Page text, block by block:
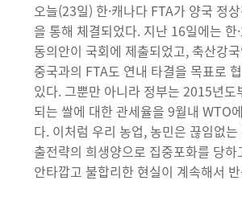
오늘(23일) 한·캐나다 FTA가 양국 정
을 통해 체결되었다. 지난 16일에는 한
동의안이 국회에 제출되었고, 축산강
중국과의 FTA도 연내 타결을 목표로
있다. 그뿐만 아니라 정부는 2015년도
되는 쌀에 대한 관세율을 9월내 WTO
다. 이처럼 우리 농업, 농민은 끊임없
출전략의 희생양으로 집중포화를 당하
안타깝고 불합리한 현실이 계속해서